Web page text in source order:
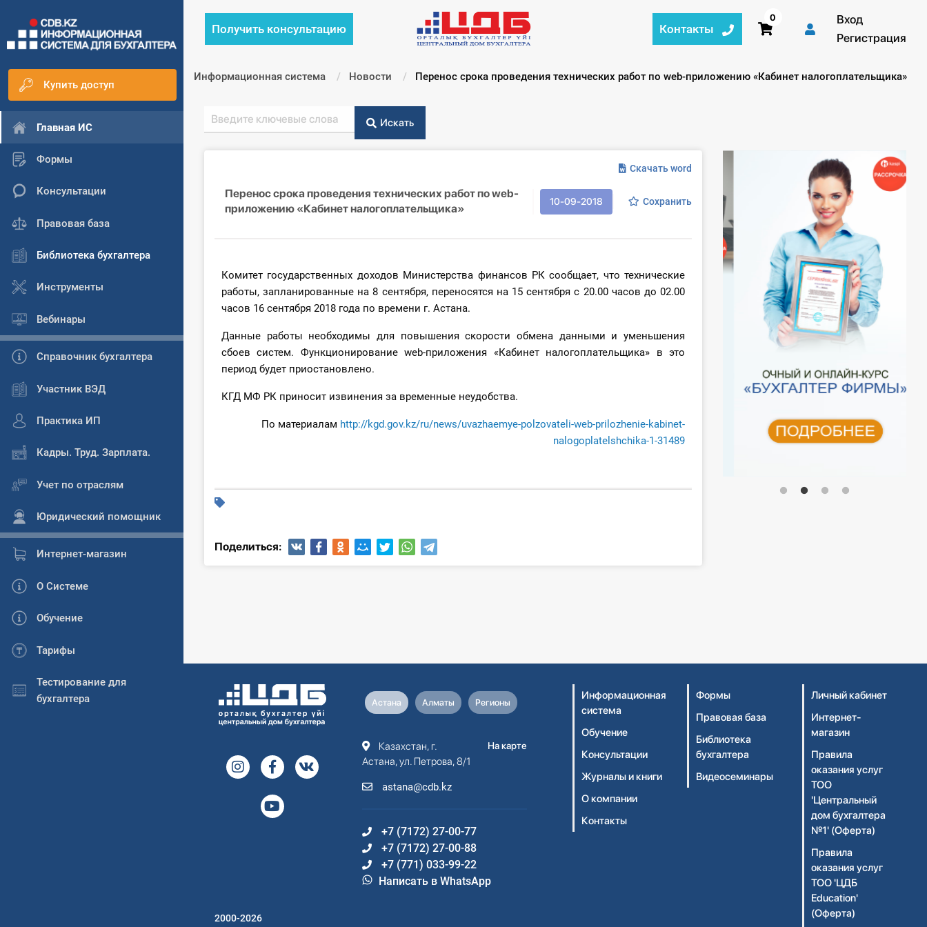
Купить доступ
Главная ИС
Формы
Консультации
Правовая база
Библиотека бухгалтера
Инструменты
Вебинары
Справочник бухгалтера
Участник ВЭД
Практика ИП
Кадры. Труд. Зарплата.
Учет по отраслям
Юридический помощник
Интернет-магазин
О Системе
Обучение
Тарифы
Тестирование для
бухгалтера
Получить консультацию Контакты
0
Вход
Регистрация
Информационная система Новости Текущий:
Перенос срока проведения технических работ по web-приложению «Кабинет налогоплательщика»
Искать
Скачать word
Перенос срока проведения технических работ по web-
приложению «Кабинет налогоплательщика»
10-09-2018 Сохранить
Комитет государственных доходов Министерства финансов РК сообщает, что технические
работы, запланированные на 8 сентября, переносятся на 15 сентября с 20.00 часов до 02.00
часов 16 сентября 2018 года по времени г. Астана.
Данные работы необходимы для повышения скорости обмена данными и уменьшения
сбоев систем. Функционирование web-приложения «Кабинет налогоплательщика» в это
период будет приостановлено.
КГД МФ РК приносит извинения за временные неудобства.
По материалам http://kgd.gov.kz/ru/news/uvazhaemye-polzovateli-web-prilozhenie-kabinet-
nalogoplatelshchika-1-31489
Поделиться:
2000-2026
Астана Алматы Регионы
Казахстан, г.
Астана, ул. Петрова, 8/1
astana@cdb.kz
На карте
+7 (7172) 27-00-77
+7 (7172) 27-00-88
+7 (771) 033-99-22
Написать в WhatsApp
Информационная
система
Обучение
Консультации
Журналы и книги
О компании
Контакты
Формы
Правовая база
Библиотека
бухгалтера
Видеосеминары
Личный кабинет
Интернет-
магазин
Правила
оказания услуг
ТОО
'Центральный
дом бухгалтера
№1' (Оферта)
Правила
оказания услуг
ТОО 'ЦДБ
Education'
(Оферта)